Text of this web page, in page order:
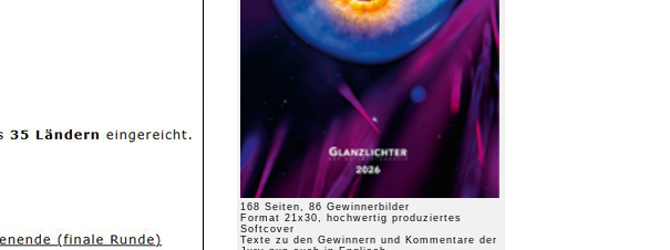
168 Seiten, 86 Gewinnerbilder
Format 21x30, hochwertig produziertes
Softcover
Texte zu den Gewinnern und Kommentare der